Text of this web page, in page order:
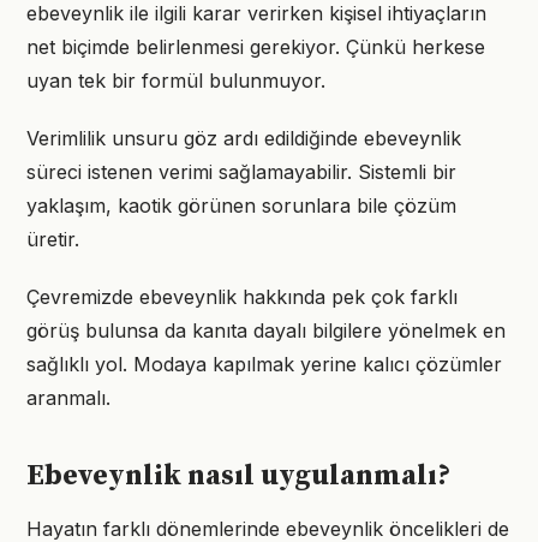
ebeveynlik ile ilgili karar verirken kişisel ihtiyaçların
net biçimde belirlenmesi gerekiyor. Çünkü herkese
uyan tek bir formül bulunmuyor.
Verimlilik unsuru göz ardı edildiğinde ebeveynlik
süreci istenen verimi sağlamayabilir. Sistemli bir
yaklaşım, kaotik görünen sorunlara bile çözüm
üretir.
Çevremizde ebeveynlik hakkında pek çok farklı
görüş bulunsa da kanıta dayalı bilgilere yönelmek en
sağlıklı yol. Modaya kapılmak yerine kalıcı çözümler
aranmalı.
Ebeveynlik nasıl uygulanmalı?
Hayatın farklı dönemlerinde ebeveynlik öncelikleri de